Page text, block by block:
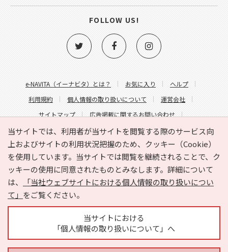
当サイトでは、利用者が当サイトを閲覧する際のサービス向
上およびサイトの利用状況把握のため、クッキー（Cookie）
を使用しています。当サイトでは閲覧を継続されることで、ク
ッキーの使用に同意されたものとみなします。詳細について
は、
「当社ウェブサイトにおける個人情報の取り扱いについ
て」 をご覧ください。
当サイトにおける
「個人情報の取り扱いについて」へ
e-NAVITA（イーナビタ）とは？ お気に入り
ヘルプ
利用規約
個人情報の取り扱いについて
運営会社
サイトマップ
広告掲載に関するお問い合わせ
サイトの内容に関するお問い合わせ
FOLLOW US!
Copyright © HYOJITO.Co.,Ltd. All Rights Reserved.